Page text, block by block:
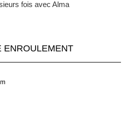
fois avec Alma
ENROULEMENT